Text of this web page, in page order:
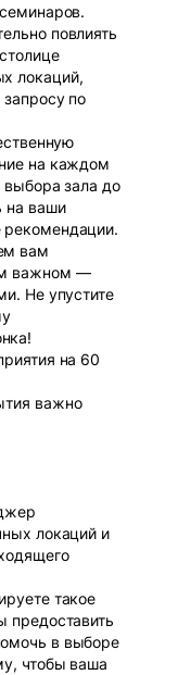
повлиять
локаций,
по
на каждом
выбора зала до
на ваши
рекомендации.
вам
важном —
Не упустите
на 60
важно
локаций и
такое
предоставить
в выборе
чтобы ваша